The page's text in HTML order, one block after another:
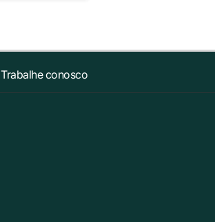
Trabalhe conosco